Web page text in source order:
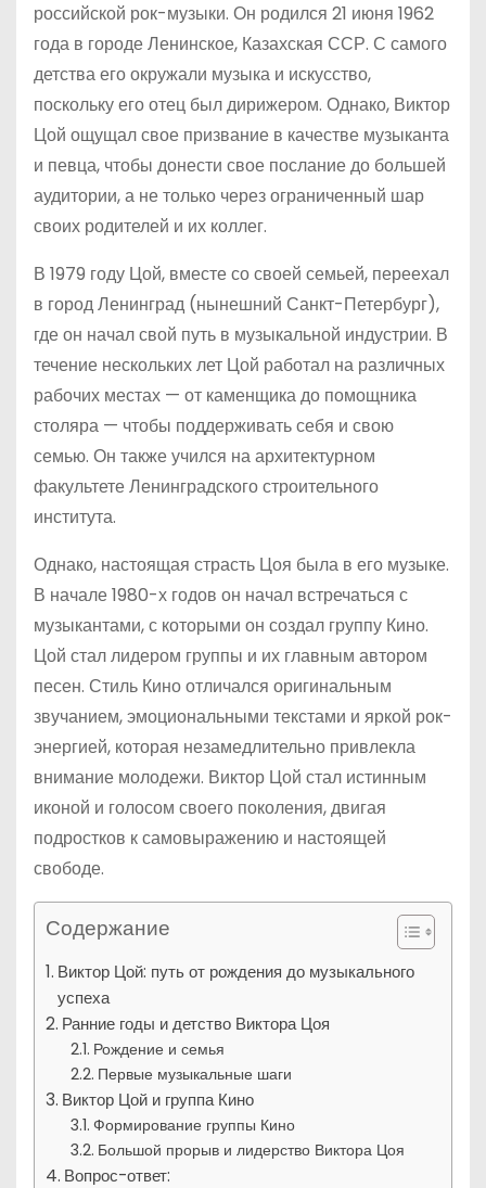
российской рок-музыки. Он родился 21 июня 1962
года в городе Ленинское, Казахская ССР. С самого
детства его окружали музыка и искусство,
поскольку его отец был дирижером. Однако, Виктор
Цой ощущал свое призвание в качестве музыканта
и певца, чтобы донести свое послание до большей
аудитории, а не только через ограниченный шар
своих родителей и их коллег.
В 1979 году Цой, вместе со своей семьей, переехал
в город Ленинград (нынешний Санкт-Петербург),
где он начал свой путь в музыкальной индустрии. В
течение нескольких лет Цой работал на различных
рабочих местах — от каменщика до помощника
столяра — чтобы поддерживать себя и свою
семью. Он также учился на архитектурном
факультете Ленинградского строительного
института.
Однако, настоящая страсть Цоя была в его музыке.
В начале 1980-х годов он начал встречаться с
музыкантами, с которыми он создал группу Кино.
Цой стал лидером группы и их главным автором
песен. Стиль Кино отличался оригинальным
звучанием, эмоциональными текстами и яркой рок-
энергией, которая незамедлительно привлекла
внимание молодежи. Виктор Цой стал истинным
иконой и голосом своего поколения, двигая
подростков к самовыражению и настоящей
свободе.
Содержание
Виктор Цой: путь от рождения до музыкального
успеха
Ранние годы и детство Виктора Цоя
Рождение и семья
Первые музыкальные шаги
Виктор Цой и группа Кино
Формирование группы Кино
Большой прорыв и лидерство Виктора Цоя
Вопрос-ответ: